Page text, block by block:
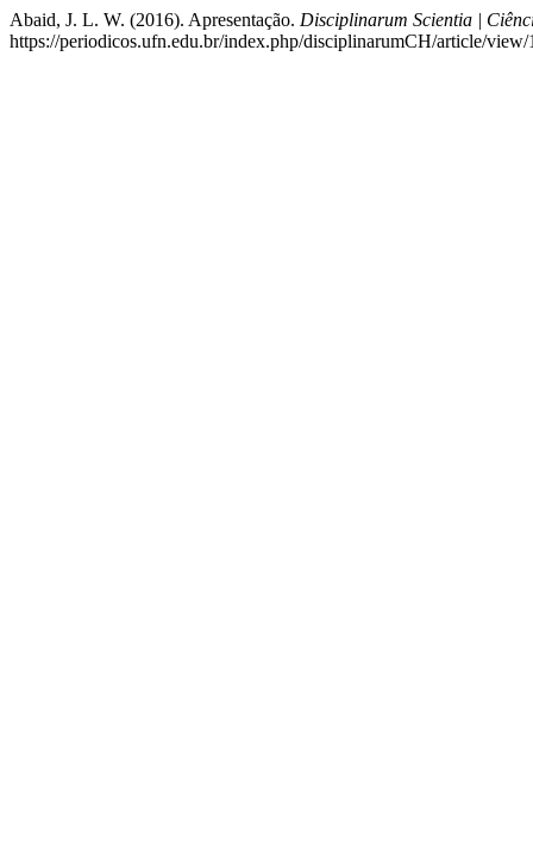
Abaid, J. L. W. (2016). Apresentação. Disciplinarum Scientia |
https://periodicos.ufn.edu.br/index.php/disciplinarumCH/article/view/